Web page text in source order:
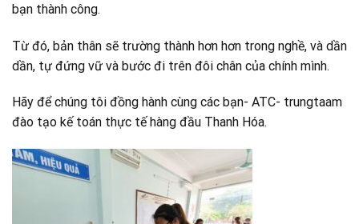
bạn thành công.
Từ đó, bản thân sẽ trường thành hơn hơn trong nghề, và dần
dần, tự đứng vữ và bước đi trên đôi chân của chính mình.
Hãy để chúng tôi đồng hành cùng các bạn- ATC- trungtaam
đào tạo kế toán thực tế hàng đầu Thanh Hóa.